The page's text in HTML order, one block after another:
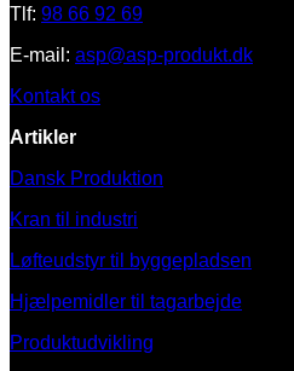
Tlf: 98 66 92 69
E-mail: asp@asp-produkt.dk
Kontakt os
Artikler
Dansk Produktion
Kran til industri
Løfteudstyr til byggepladsen
Hjælpemidler til tagarbejde
Produktudvikling